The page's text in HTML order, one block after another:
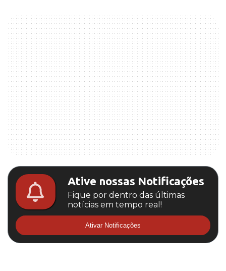
Ative nossas Notificações
Fique por dentro das últimas
notícias em tempo real!
Ativar Notificações